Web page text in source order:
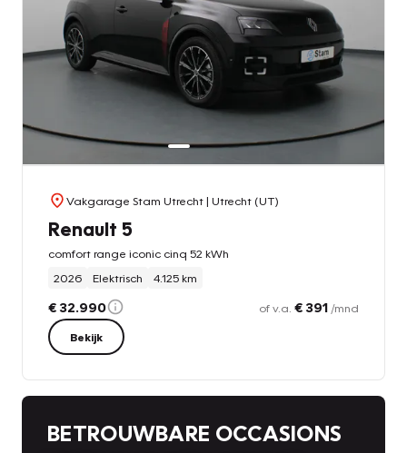
Vakgarage Stam Utrecht| Utrecht (UT)
Renault 5
comfort range iconic cinq 52 kWh
2026
Elektrisch 4.125 km
€ 32.990 of v.a. € 391 /mnd
Bekijk
BETROUWBARE OCCASIONS